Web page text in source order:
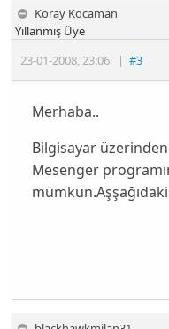
Koray Kocaman
23-01-2008,23:06 |#3
Yıllanmış Üye
Merhaba..
Bilgisayar üzerinden
Mesenger